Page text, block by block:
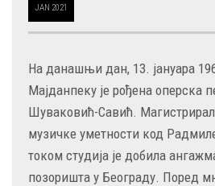
JAN 2021
На данашњи дан, 13. јануара
Мајданпеку је рођена оперска
Шуваковић-Савић.
музичке уметности код
током студија је добила
позоришта у Београду. Поред